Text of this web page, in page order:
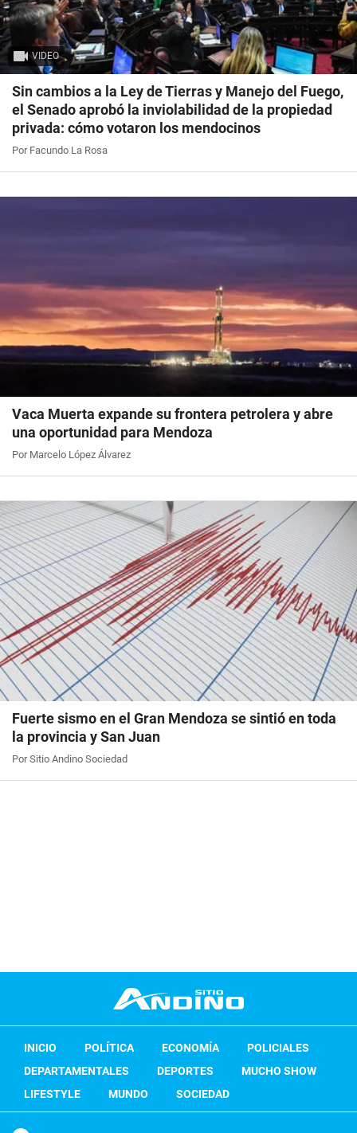
VIDEO
Sin cambios a la Ley de Tierras y Manejo del Fuego,
el Senado aprobó la inviolabilidad de la propiedad
privada: cómo votaron los mendocinos
Por Facundo La Rosa
Vaca Muerta expande su frontera petrolera y abre
una oportunidad para Mendoza
Por Marcelo López Álvarez
Fuerte sismo en el Gran Mendoza se sintió en toda
la provincia y San Juan
Por Sitio Andino Sociedad
INICIO POLÍTICA ECONOMÍA
POLICIALES
DEPARTAMENTALES
DEPORTES
MUCHO SHOW
LIFESTYLE
MUNDO SOCIEDAD